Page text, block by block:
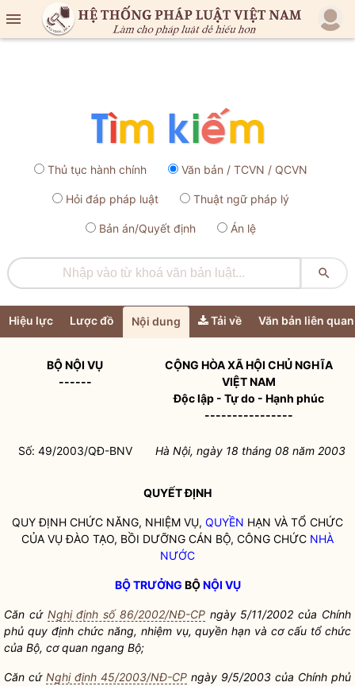

Thủ tục hành chính Văn bản / TCVN / QCVN
Hỏi đáp pháp luật Thuật ngữ pháp lý
Bản án/Quyết định Án lệ

Hiệu lực Lược đồ Nội dung Tải về Văn bản liên quan
BỘNỘI VỤ
------
CỘNG HÒA XÃ HỘI CHỦ NGHĨA
VIỆT NAM
Độc lập - Tự do - Hạnh phúc
----------------
Số: 49/2003/QĐ-BNV Hà Nội, ngày 18 tháng 08 năm 2003
QUYẾT ĐỊNH
QUY ĐỊNH CHỨC NĂNG, NHIỆM VỤ, QUYỀN HẠN VÀ TỔ CHỨC
CỦA VỤ ĐÀO TẠO, BỒI DƯỠNG CÁN BỘ, CÔNG CHỨC NHÀ
NƯỚC
BỘ TRƯỞNG BỘNỘI VỤ
Căn cứ Nghị định số 86/2002/NĐ-CPngày 5/11/2002 của Chính
phủ quy định chức năng, nhiệm vụ,quyền hạn và cơ cấu tổ chức
của Bộ, cơ quan ngang Bộ;
Căn cứ Nghị định 45/2003/NĐ-CP ngày 9/5/2003 của Chính phủ